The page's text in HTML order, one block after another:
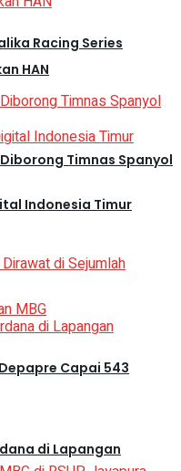
Racing Series
Timnas Spanyol
Capai 543
HAN
Indonesia Timur
di Lapangan